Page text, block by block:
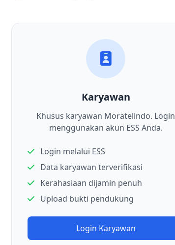
Karyawan
Khusus karyawan Moratelindo. Login
menggunakan akun ESS Anda.
Login melalui ESS
Data karyawan terverifikasi
Kerahasiaan dijamin penuh
Upload bukti pendukung
Login Karyawan